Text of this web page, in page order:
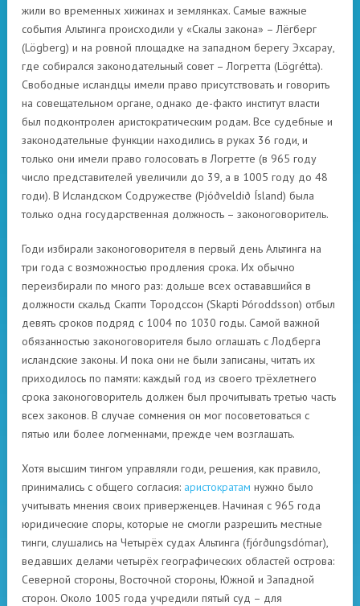
жили во временных хижинах и землянках. Самые важные
события Альтинга происходили у «Скалы закона» – Лёгберг
(Lögberg) и на ровной площадке на западном берегу Эхсарау,
где собирался законодательный совет – Логретта (Lögrétta).
Свободные исландцы имели право присутствовать и говорить
на совещательном органе, однако де-факто институт власти
был подконтролен аристократическим родам. Все судебные и
законодательные функции находились в руках 36 годи, и
только они имели право голосовать в Логретте (в 965 году
число представителей увеличили до 39, а в 1005 году до 48
годи). В Исландском Содружестве (Þjóðveldið Ísland) была
только одна государственная должность – законоговоритель.
Годи избирали законоговорителя в первый день Альтинга на
три года с возможностью продления срока. Их обычно
переизбирали по много раз: дольше всех остававшийся в
должности скальд Скапти Тородссон (Skapti Þóroddsson) отбыл
девять сроков подряд с 1004 по 1030 годы. Самой важной
обязанностью законоговорителя было оглашать с Лодберга
исландские законы. И пока они не были записаны, читать их
приходилось по памяти: каждый год из своего трёхлетнего
срока законоговоритель должен был прочитывать третью часть
всех законов. В случае сомнения он мог посоветоваться с
пятью или более логменнами, прежде чем возглашать.
Хотя высшим тингом управляли годи, решения, как правило,
принимались с общего согласия: аристократам нужно было
учитывать мнения своих приверженцев. Начиная с 965 года
юридические споры, которые не смогли разрешить местные
тинги, слушались на Четырёх судах Альтинга (fjórðungsdómar),
ведавших делами четырёх географических областей острова:
Северной стороны, Восточной стороны, Южной и Западной
сторон. Около 1005 года учредили пятый суд – для